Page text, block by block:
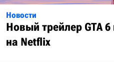
Новости
Новый трейлер GTA 6
на Netflix